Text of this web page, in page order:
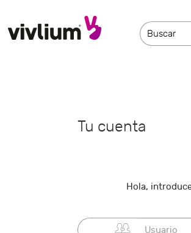
Tu cuenta
Hola,